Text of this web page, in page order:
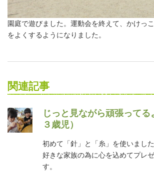
園庭で遊びました。運動会を終えて、かけっ
をよくするようになりました。
関連記事
じっと見ながら頑張ってる
３歳児）
初めて「針」と「糸」を使いまし
好きな家族の為に心を込めてプレ
す。